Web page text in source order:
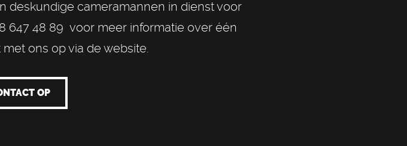
deskundige cameramannen in dienst voor
647 48 89 voor meer informatie over één
ons op via de website.
OP